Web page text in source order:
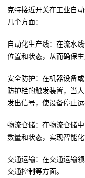
克特接近开关在工业自
几个方面：
自动化生产线：在流水
位置和状态，从而确保生
安全防护：在机器设备
防护栏的触发装置，当
发出信号，使设备停止
物流仓储：在物流仓储
数量和状态，实现智能化
交通运输：在交通运输
交通控制等方面。